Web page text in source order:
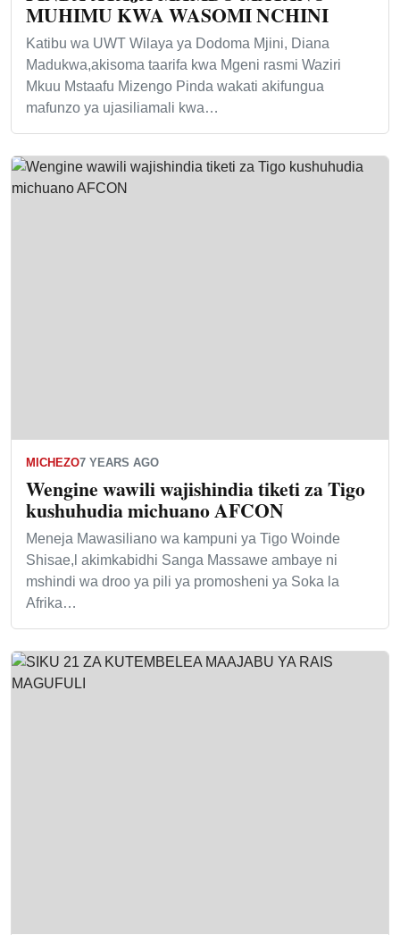
MUHIMU KWA WASOMI NCHINI
Katibu wa UWT Wilaya ya Dodoma Mjini, Diana
Madukwa,akisoma taarifa kwa Mgeni rasmi Waziri
Mkuu Mstaafu Mizengo Pinda wakati akifungua
mafunzo ya ujasiliamali kwa…
MICHEZO7 YEARS AGO
Wengine wawili wajishindia tiketi za Tigo
kushuhudia michuano AFCON
Meneja Mawasiliano wa kampuni ya Tigo Woinde
Shisae,l akimkabidhi Sanga Massawe ambaye ni
mshindi wa droo ya pili ya promosheni ya Soka la
Afrika…